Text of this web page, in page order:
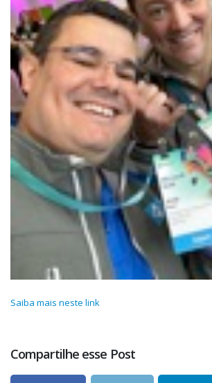
Saiba mais neste link
Compartilhe esse Post